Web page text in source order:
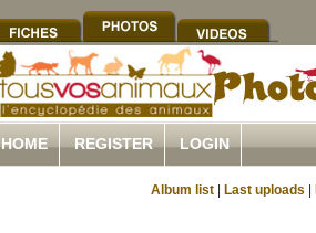
HOME REGISTER LOGIN
Album list Last uploads